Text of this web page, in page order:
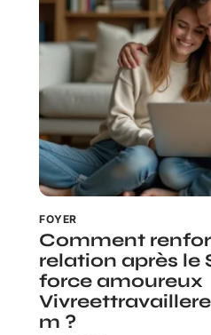
FOYER
Comment
relation après le
force amoureux
m ?